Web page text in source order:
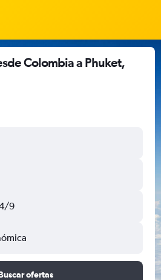
Colombia a Phuket,
9
ofertas